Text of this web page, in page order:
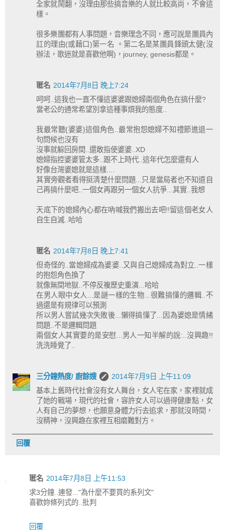
全家就鬧翻，沒理由那些搞音樂的人就比較高尚，不會這
樣。
很多樂團都有人事問題，音樂理念不同，應可說是團員內
訌的理由(或藉口)第一名 。第二名是某團員鋒頭太健(沒
辦法，歌迷就是喜歡他啊)，journey, genesis都是。
匿名 2014年7月8日 晚上7:24
呵呵..這我也一直不懂這婆婆跟媳婦兩個角色在搞什麼?
當老公的通常希望別拿這種事煩我的態度..
我最常聽{婆婆}這個角色..最常抱怨媳婦不知禮節進退一
句問候也沒有
沒事就躲回房間..還敢指使婆婆..XD
媳婦指控婆婆管太多..跟不上時代..這年代怎麼還有人
好像台灣婆媳就是這樣....
其實旁觀者看得挺清楚什麼問題...只是當局者也不知道自
己再搞什麼吧..一個女再跟另一個女人抗爭...其實..我想
天底下的媳婦內心都在吶喊我們搬出去吧!!留這個老女人
自生自滅..哈哈
匿名 2014年7月8日 晚上7:41
但奇怪的..當媳婦成為婆婆..又與自己媳婦成為對立..一樣
的抱怨角色換了
就像無間地獄..不停反複歷史重演...哈哈
在男人眼中女人...是謎一樣的生物...很難搞懂的邏輯..不
過還是有規律可以預測
所以男人嘗試幾次失敗後...懶得搞懂了...因為婆媳是情緒
問題..不是邏輯問題
兩個女人其實要的是安慰...男人一知半解的說:..沒興趣!!
洗洗睡覺了..
三分鐘熱度/ 廚餘嫂
2014年7月9日 上午11:09
基本上舊時代社會沒有女人舞台，女人宅在家，家裡就成
了她的戰場，現代的社會，容許女人可以過得健康點，女
人有自己的夢想，也願意身體力行去追求，那就沒時間，
沒精神，沒興趣在家裡互相磨難對方。
回覆
匿名 2014年7月8日 上午11:53
求3分鐘..連發..."為什麼不要買的系列文"
喜歡妳條列式的..批判
回覆